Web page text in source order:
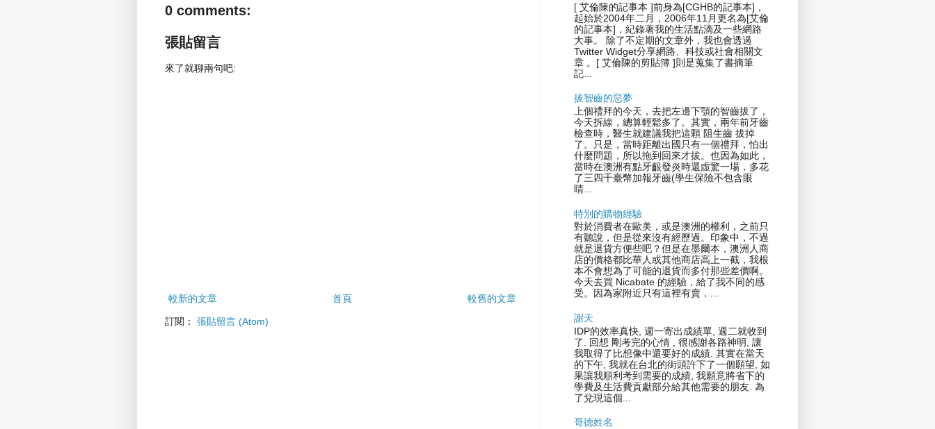
0 comments:
張貼留言
來了就聊兩句吧:
較新的文章 較舊的文章
首頁
訂閱： 張貼留言 (Atom)
[ 艾倫陳的記事本 ]前身為[CGHB的記事本]，
起始於2004年二月，2006年11月更名為[艾倫
的記事本]，紀錄著我的生活點滴及一些網路
大事。 除了不定期的文章外，我也會透過
Twitter Widget分享網路、科技或社會相關文
章 。[ 艾倫陳的剪貼簿 ]則是蒐集了書摘筆
記...
拔智齒的惡夢
上個禮拜的今天，去把左邊下顎的智齒拔了，
今天拆線，總算輕鬆多了。其實，兩年前牙齒
檢查時，醫生就建議我把這顆 阻生齒 拔掉
了。只是，當時距離出國只有一個禮拜，怕出
什麼問題，所以拖到回來才拔。也因為如此，
當時在澳洲有點牙齦發炎時還虛驚一場，多花
了三四千臺幣加報牙齒(學生保險不包含眼
睛...
特別的購物經驗
對於消費者在歐美，或是澳洲的權利，之前只
有聽說，但是從來沒有經歷過。印象中，不過
就是退貨方便些吧？但是在墨爾本，澳洲人商
店的價格都比華人或其他商店高上一截，我根
本不會想為了可能的退貨而多付那些差價啊。
今天去買 Nicabate 的經驗，給了我不同的感
受。因為家附近只有這裡有賣，...
謝天
IDP的效率真快, 週一寄出成績單, 週二就收到
了. 回想 剛考完的心情 , 很感謝各路神明, 讓
我取得了比想像中還要好的成績. 其實在當天
的下午, 我就在台北的街頭許下了一個願望, 如
果讓我順利考到需要的成績, 我願意將省下的
學費及生活費貢獻部分給其他需要的朋友. 為
了兌現這個...
哥德姓名